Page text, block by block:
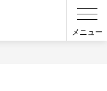
メニュー